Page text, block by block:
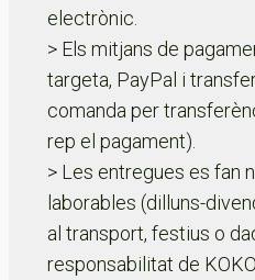
electrònic.
> Els mitjans de
targeta, PayPal i
comanda per
rep el pagament).
> Les entregues es fan
laborables (dilluns-
al transport, festius o
responsabilitat de